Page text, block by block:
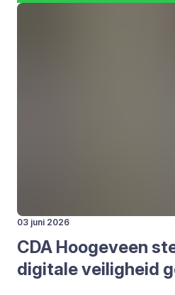
03 juni 2026
CDA Hoo­ge­veen
digi­ta­le vei­lig­heid